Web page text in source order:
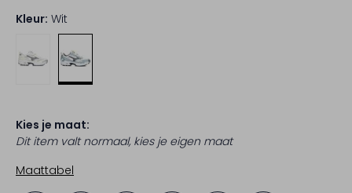
Kleur: Wit
Kies je maat:
Dit item valt normaal, kies je eigen maat
Maattabel